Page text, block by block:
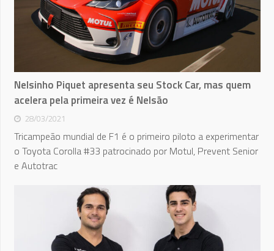
Nelsinho Piquet apresenta seu Stock Car, mas quem
acelera pela primeira vez é Nelsão
28/03/2021
Tricampeão mundial de F1 é o primeiro piloto a experimentar
o Toyota Corolla #33 patrocinado por Motul, Prevent Senior
e Autotrac